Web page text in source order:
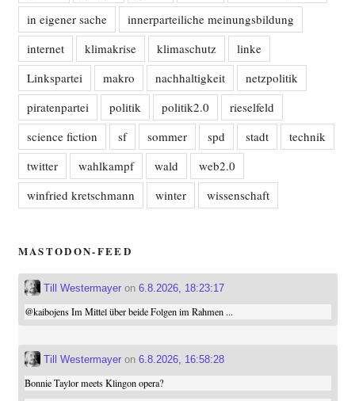
in eigener sache
innerparteiliche meinungsbildung
internet
klimakrise klimaschutz
linke
Linkspartei
makro nachhaltigkeit
netzpolitik
piratenpartei
politik politik2.0
rieselfeld
science fiction
sf sommer spd stadt
technik
twitter
wahlkampf wald
web2.0
winfried kretschmann
winter wissenschaft
MASTODON-FEED
Till Westermayeron 6.8.2026, 18:23:17
@kaibojensIm Mittel über beide Folgen im Rahmen ...
Till Westermayeron 6.8.2026, 16:58:28
Bonnie Taylor meets Klingon opera?